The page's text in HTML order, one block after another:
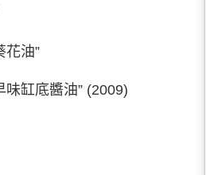
花油”
味缸底醬油” (2009)